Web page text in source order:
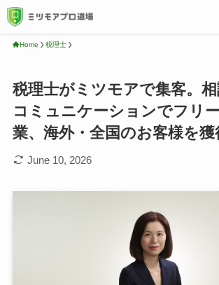
Home 税理士
税理士がミツモアで集客。
コミュニケーションでフリ
業、海外・全国のお客様を獲
June 10, 2026